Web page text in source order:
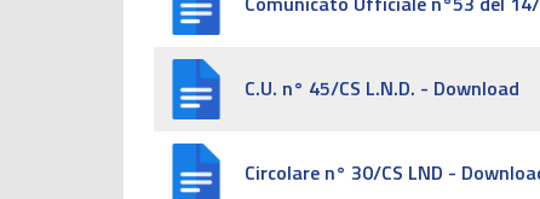
C.U. n° 45/CS L.N.D. - Download
Circolare n° 30/CS LND -